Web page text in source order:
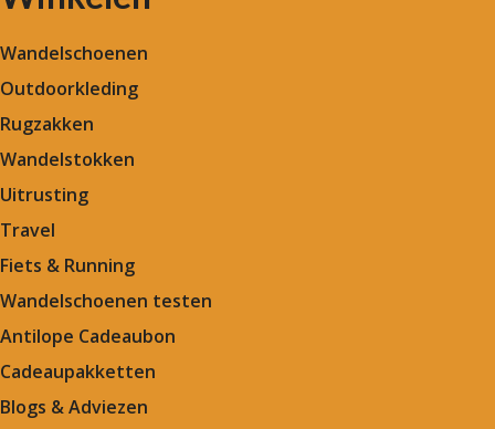
Wandelschoenen
Outdoorkleding
Rugzakken
Wandelstokken
Uitrusting
Travel
Fiets & Running
Wandelschoenen testen
Antilope Cadeaubon
Cadeaupakketten
Blogs & Adviezen